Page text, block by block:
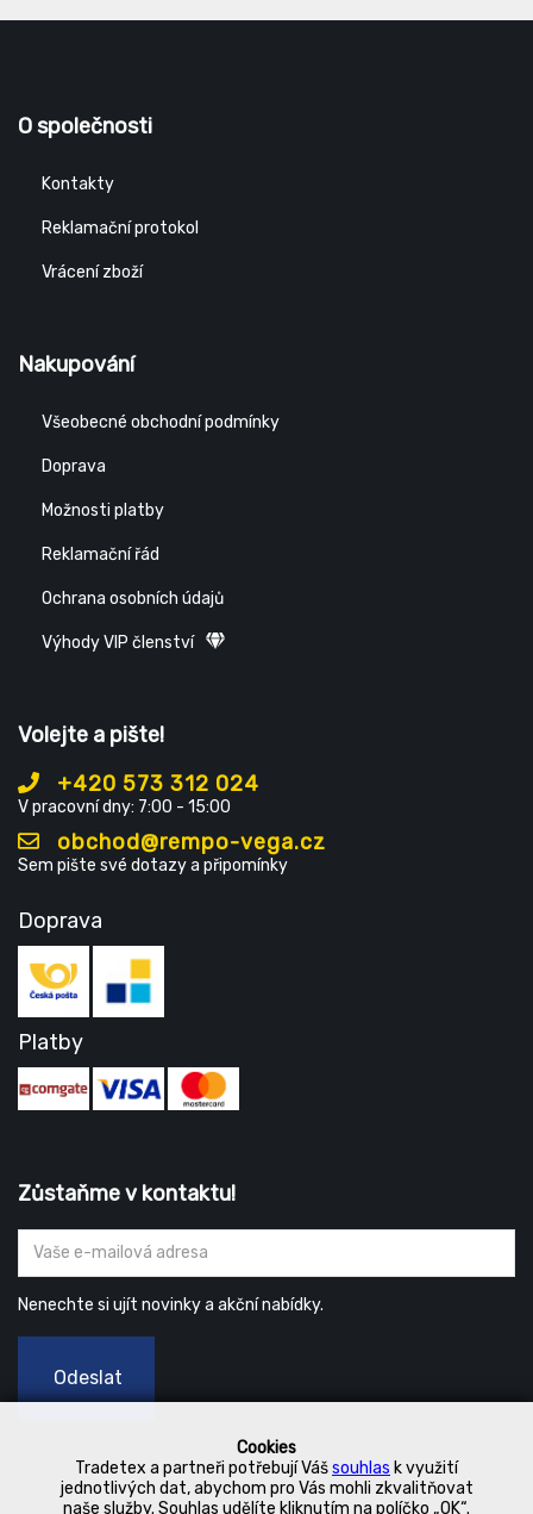
Cookies
Tradetex a partneři potřebují Vášsouhlas k využití
jednotlivých dat, abychom pro Vás mohli zkvalitňovat
naše služby. Souhlas udělíte kliknutím na políčko „OK“.
O společnosti
Kontakty
Reklamační protokol
Vrácení zboží
Nakupování
Všeobecné obchodní podmínky
Doprava
Možnosti platby
Reklamační řád
Ochrana osobních údajů
Výhody VIP členství
Volejte a pište!
+420 573 312 024
V pracovní dny: 7:00 - 15:00
obchod@rempo-vega.cz
Sem pište své dotazy a připomínky
Doprava
Platby
Zůstaňme v kontaktu!
Nenechte si ujít novinky a akční nabídky.
Odeslat